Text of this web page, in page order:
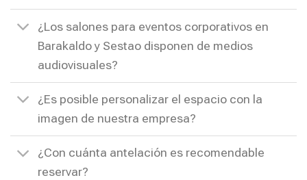
¿Los salones para eventos corporativos en
Barakaldo y Sestao disponen de medios
audiovisuales?
¿Es posible personalizar el espacio con la
imagen de nuestra empresa?
¿Con cuánta antelación es recomendable
reservar?